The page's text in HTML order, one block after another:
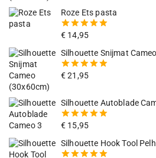
Roze Ets pasta
5.00van
€ 14,95
Silhouette Snijmat
5.00 van
€21,95
Silhouette Autoblade
5.00van
€ 15,95
Silhouette Hook Tool